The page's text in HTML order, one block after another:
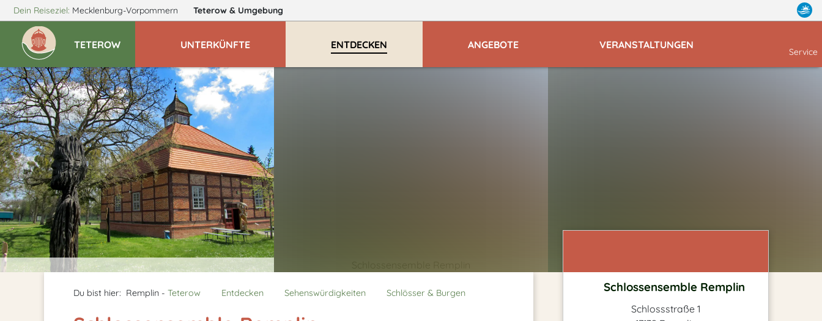
Dein Reiseziel: Mecklenburg-Vorpommern Teterow & Umgebung
TETEROW UNTERKÜNFTE ENTDECKEN ANGEBOTE VERANSTALTUNGEN
Service
Du bist hier: Remplin - Teterow Entdecken Sehenswürdigkeiten Schlösser & Burgen Schlossensemble Remplin
Schlossstraße 1